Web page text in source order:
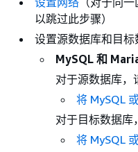
以跳过此步骤）
设置源数据库和目标
MySQL 和
对于源数据库，
将 MySQL
对于目标数据库
将 MySQL